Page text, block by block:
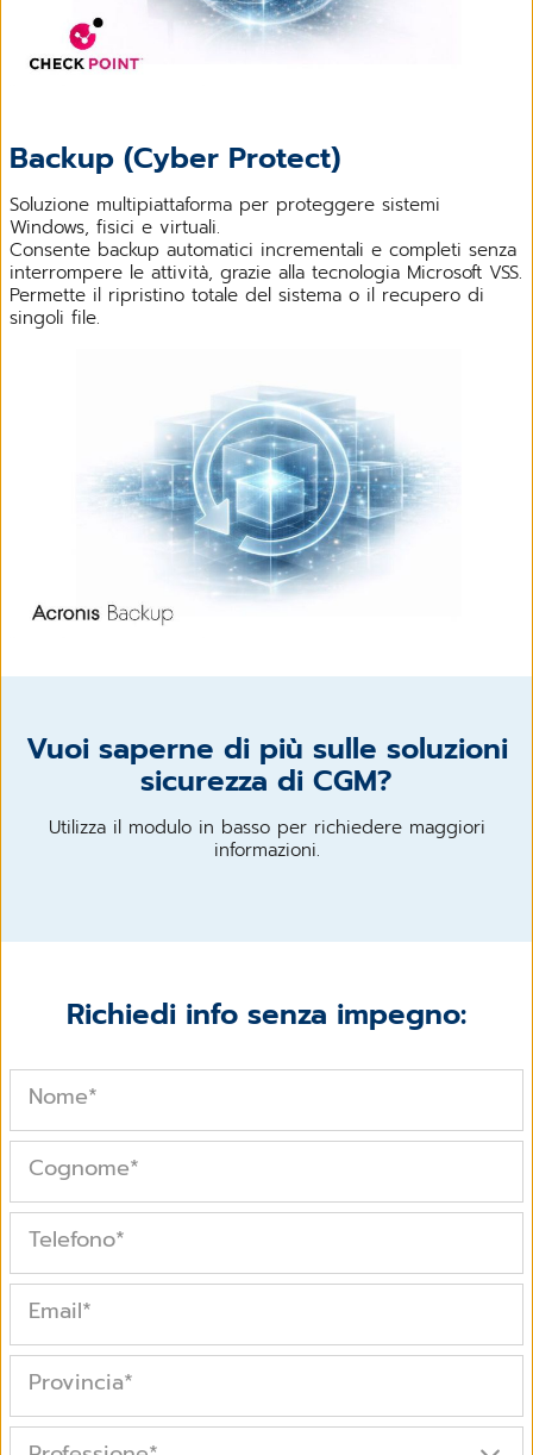
Backup (Cyber Protect)
Soluzione multipiattaforma per proteggere sistemi
Windows, fisici e virtuali.
Consente backup automatici incrementali e completi senza
interrompere le attività, grazie alla tecnologia Microsoft VSS.
Permette il ripristino totale del sistema o il recupero di
singoli file.
Vuoi saperne di più sulle soluzioni
sicurezza di CGM?
Utilizza il modulo in basso per richiedere maggiori
informazioni.
Richiedi info senza impegno:
Nome*
Cognome*
Telefono*
Email*
Provincia*